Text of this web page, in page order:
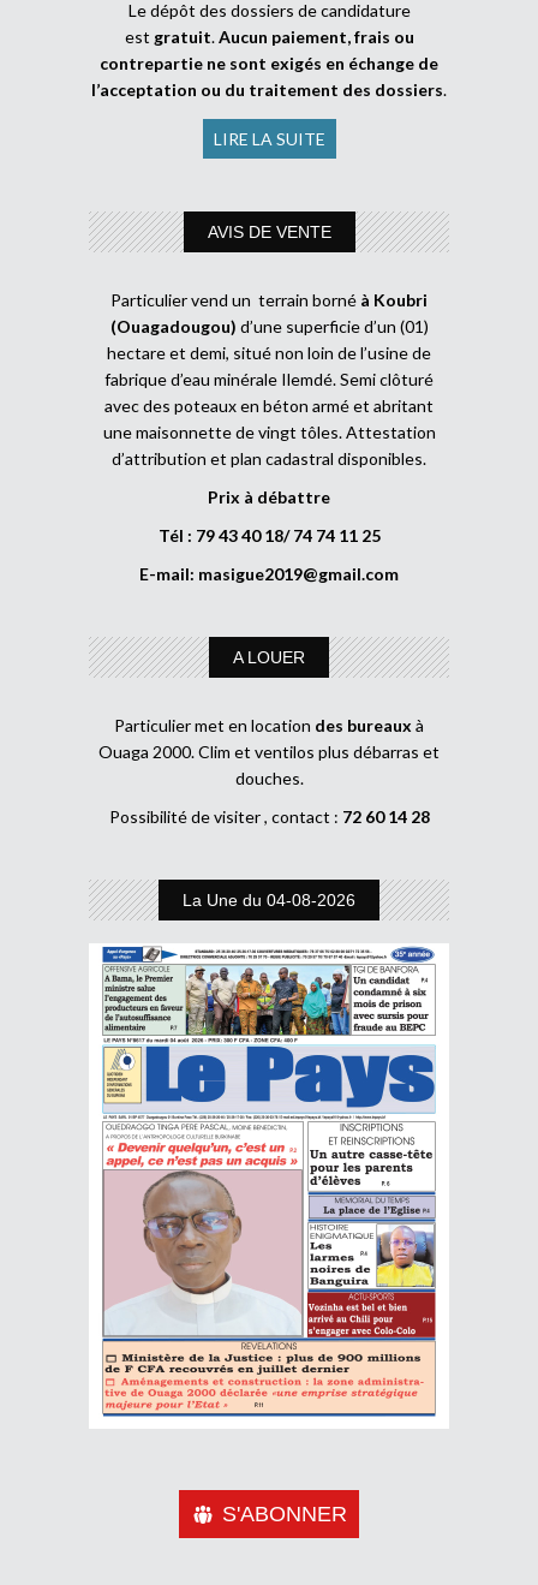
Le dépôt des dossiers de candidature
est gratuit.Aucun paiement, frais ou
contrepartie ne sont exigés en échange de
l’acceptation ou du traitement des dossiers.
LIRE LA SUITE
AVIS DE VENTE
Particulier vend un terrain borné à Koubri
(Ouagadougou) d’une superficie d’un (01)
hectare et demi, situé non loin de l’usine de
fabrique d’eau minérale Ilemdé. Semi clôturé
avec des poteaux en béton armé et abritant
une maisonnette de vingt tôles. Attestation
d’attribution et plan cadastral disponibles.
Prix à débattre
Tél : 79 43 40 18/ 74 74 11 25
E-mail: masigue2019@gmail.com
A LOUER
Particulier met en location des bureaux à
Ouaga 2000. Clim et ventilos plus débarras et
douches.
Possibilité de visiter , contact : 72 60 14 28
La Une du 04-08-2026
S'ABONNER